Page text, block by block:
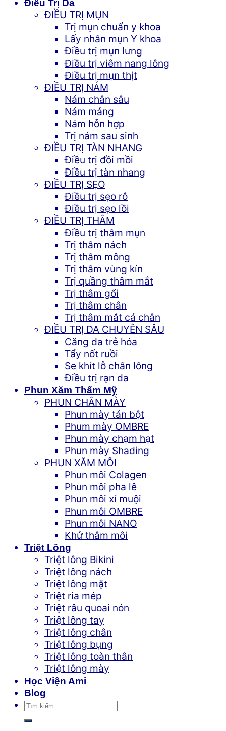
Điều Trị Da
ĐIỀU TRỊ MỤN
Trị mụn chuẩn y khoa
Lấy nhân mụn Y khoa
Điều trị mụn lưng
Điều trị viêm nang lông
Điều trị mụn thịt
ĐIỀU TRỊ NÁM
Nám chân sâu
Nám mảng
Nám hỗn hợp
Trị nám sau sinh
ĐIỀU TRỊ TÀN NHANG
Điều trị đồi mồi
Điều trị tàn nhang
ĐIỀU TRỊ SẸO
Điều trị sẹo rỗ
Điều trị sẹo lồi
ĐIỀU TRỊ THÂM
Điều trị thâm mụn
Trị thâm nách
Trị thâm mông
Trị thâm vùng kín
Trị quầng thâm mắt
Trị thâm gối
Trị thâm chân
Trị thâm mắt cá chân
ĐIỀU TRỊ DA CHUYÊN SÂU
Căng da trẻ hóa
Tẩy nốt ruồi
Se khít lỗ chân lông
Điều trị rạn da
Phun Xăm Thẩm Mỹ
PHUN CHÂN MÀY
Phun mày tán bột
Phum mày OMBRE
Phun mày chạm hạt
Phun mày Shading
PHUN XĂM MÔI
Phun môi Colagen
Phun môi pha lê
Phun môi xí muội
Phun môi OMBRE
Phun môi NANO
Khử thâm môi
Triệt Lông
Triệt lông Bikini
Triệt lông nách
Triệt lông mặt
Triệt ria mép
Triệt râu quoai nón
Triệt lông tay
Triệt lông chân
Triệt lông bụng
Triệt lông toàn thân
Triệt lông mày
Học Viện Ami
Blog